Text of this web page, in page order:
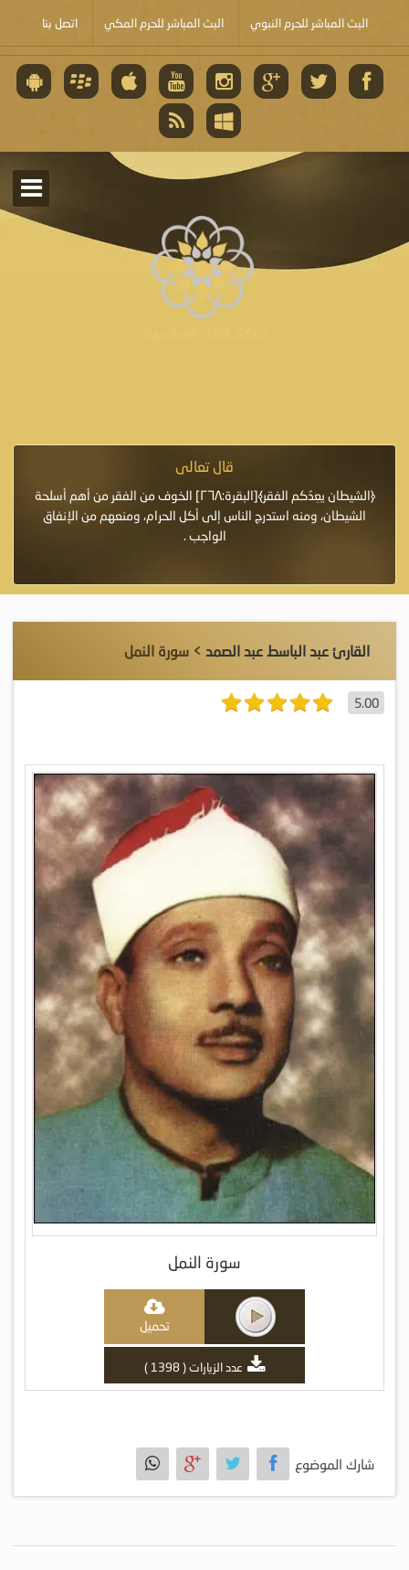
البث المباشر للحرم النبوي البث المباشر للحرم المكي اتصل بنا
قال تعالى
﴿الشيطان يعِدُكم الفقر﴾[البقرة:٢٦٨] الخوف من الفقر من أهم أسلحة
الشيطان، ومنه استدرج الناس إلى أكل الحرام، ومنعهم من الإنفاق
الواجب .
القارئ عبد الباسط عبد الصمد > سورة النمل
5.00
سورة النمل
تحميل
عدد الزيارات ( 1398 )
شارك الموضوع